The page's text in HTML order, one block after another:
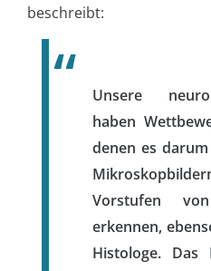
beschreibt:
Unsere
haben
denen es
Vorstufen
erkennen,
Histologe. Das